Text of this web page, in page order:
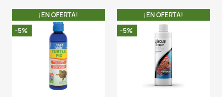
¡EN OFERTA!
-33%
¡EN
-14%